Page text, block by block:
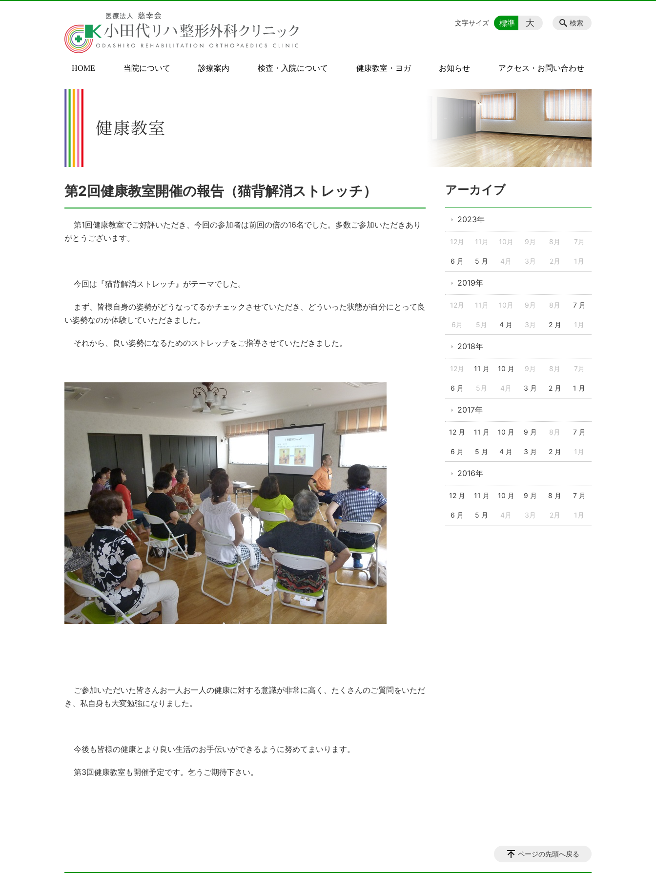
HOME 当院について 診療案内 検査・入院について 健康教室・ヨガ お知らせ アクセス・お問い合わせ
検索
文字サイズ 標準 大
第2回健康教室開催の報告（猫背解消ストレッチ）
第1回健康教室でご好評いただき、今回の参加者は前回の倍の16名でした。多数ご参加いただきあり
がとうございます。
今回は『猫背解消ストレッチ』がテーマでした。
まず、皆様自身の姿勢がどうなってるかチェックさせていただき、どういった状態が自分にとって良
い姿勢なのか体験していただきました。
それから、良い姿勢になるためのストレッチをご指導させていただきました。
ご参加いただいた皆さんお一人お一人の健康に対する意識が非常に高く、たくさんのご質問をいただ
き、私自身も大変勉強になりました。
今後も皆様の健康とより良い生活のお手伝いができるように努めてまいります。
第3回健康教室も開催予定です。乞うご期待下さい。
アーカイブ
2023年
12月 11月 10月 9月 8月 7月
6 月 5 月 4月 3月 2月 1月
2019年
12月 11月 10月 9月 8月 7 月
6月 5月 4 月 3月 2 月 1月
2018年
12月 11 月 10 月 9月 8月 7月
6 月 5月 4月 3 月 2 月 1 月
2017年
12 月 11 月 10 月 9 月 8月 7 月
6 月 5 月 4 月 3 月 2 月 1月
2016年
12 月 11 月 10 月 9 月 8 月 7 月
6 月 5 月 4月 3月 2月 1月
ページの先頭へ戻る